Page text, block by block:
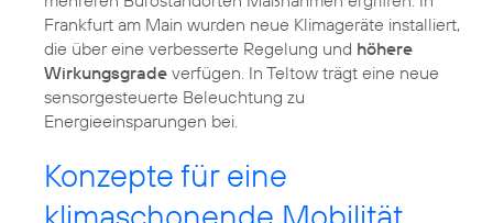
Frankfurt am Main wurden neue Klimageräte installiert,
die über eine verbesserte Regelung und höhere
Wirkungsgrade verfügen. In Teltow trägt eine neue
sensorgesteuerte Beleuchtung zu
Energieeinsparungen bei.
Konzepte für eine